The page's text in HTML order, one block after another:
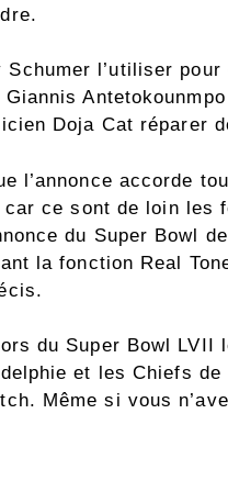
Schumer l’utiliser
Doja Cat réparer
l’annonce accorde
car ce sont de loin
du Super Bowl
la fonction Real
du Super Bowl
et les Chiefs
Même si vous